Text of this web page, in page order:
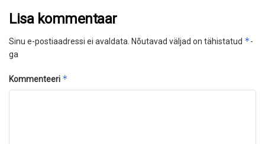
Lisa kommentaar
Sinu e-postiaadressi ei avaldata. Nõutavad väljad on tähistatud *-
ga
Kommenteeri *